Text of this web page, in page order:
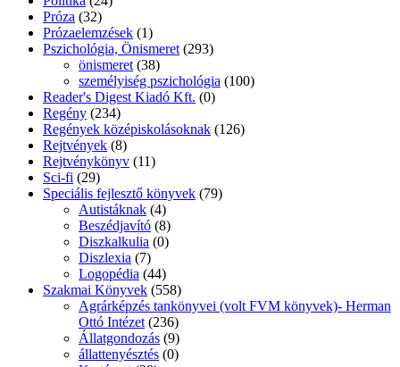
Próza (32)
Prózaelemzések (1)
Pszichológia, Önismeret (293)
önismeret (38)
személyiség pszichológia (100)
Reader's Digest Kiadó Kft. (0)
Regény (234)
Regények középiskolásoknak (126)
Rejtvények (8)
Rejtvénykönyv (11)
Sci-fi (29)
Speciális fejlesztő könyvek (79)
Autistáknak (4)
Beszédjavító (8)
Diszkalkulia (0)
Diszlexia (7)
Logopédia (44)
Szakmai Könyvek (558)
Agrárképzés tankönyvei (volt FVM könyvek)- Herman
Ottó Intézet (236)
Állatgondozás (9)
állattenyésztés (0)